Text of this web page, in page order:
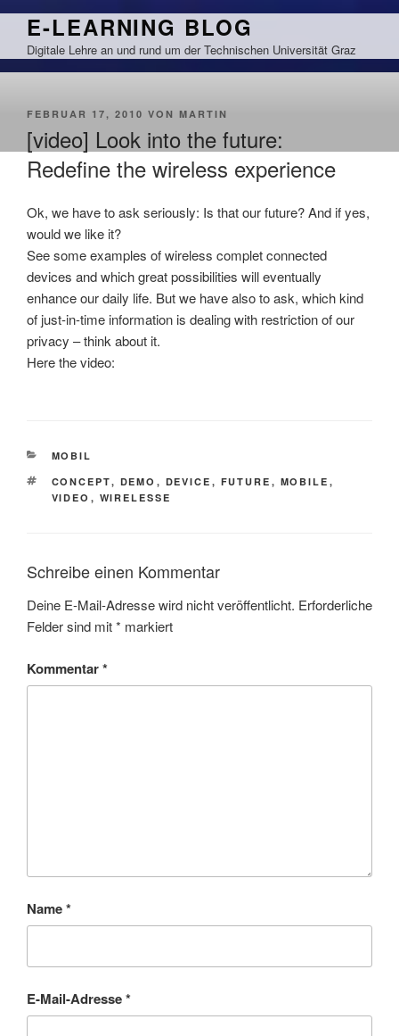
Zum
springen
E-LEARNING BLOG
Digitale Lehre an und rund um der Technischen Universität Graz
VERÖFFENTLICHT
FEBRUAR 17, 2010 VON MARTIN
[video] Look into the future:
Redefine the wireless experience
Ok, we have to ask seriously: Is that our future? And if yes,
would we like it?
See some examples of wireless complet connected
devices and which great possibilities will eventually
enhance our daily life. But we have also to ask, which kind
of just-in-time information is dealing with restriction of our
privacy – think about it.
Here the video:
KATEGORIEN
MOBIL
SCHLAGWÖRTER
CONCEPT, DEMO , DEVICE , FUTURE , MOBILE ,
VIDEO , WIRELESSE
Schreibe einen Kommentar
Deine E-Mail-Adresse wird nicht veröffentlicht. Erforderliche
Felder sind mit* markiert
Kommentar*
Name*
E-Mail-Adresse*